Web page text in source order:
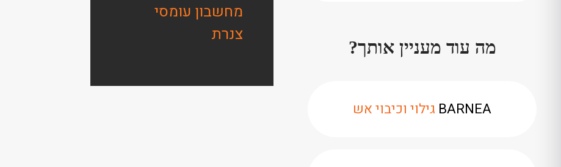
מחשבון עומסי
צנרת
מה עוד מעניין אותך?
BARNEA גילוי וכיבוי אש